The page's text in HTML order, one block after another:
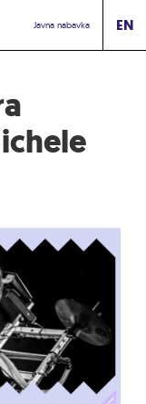
EN
Javna nabavka